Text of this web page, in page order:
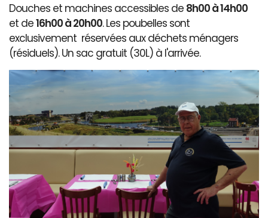
Douches et machines accessibles de 8h00 à 14h00
et de16h00 à 20h00. Les poubelles sont
exclusivement réservées aux déchets ménagers
(résiduels). Un sac gratuit (30L) à l'arrivée.